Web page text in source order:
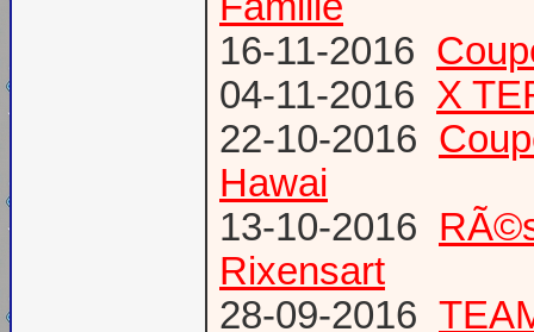
16-11-2016
04-11-2016 X
22-10-2016
Hawai
13-10-2016
Rixensart
28-09-2016